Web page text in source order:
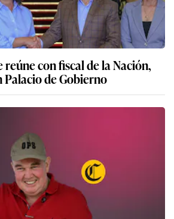
con fiscal de la Nación,
Palacio de Gobierno